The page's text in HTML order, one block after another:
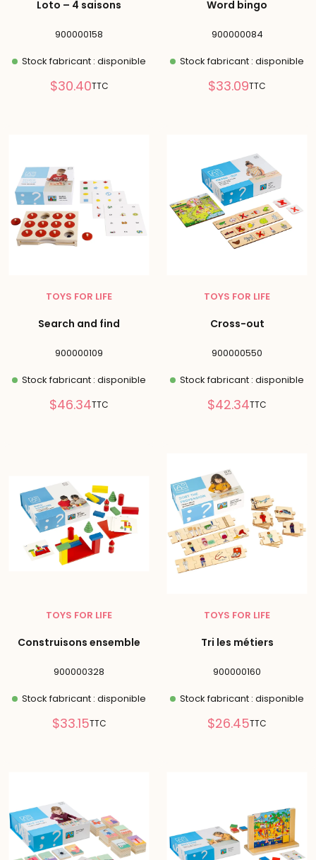
Loto – 4 saisons
900000158
Stock fabricant : disponible
Prix
$30.40TTC
Word bingo
900000084
Stock fabricant : disponible
Prix
$33.09TTC
TOYS FOR LIFE
Search and find
900000109
Stock fabricant : disponible
Prix
$46.34TTC
TOYS FOR LIFE
Cross-out
900000550
Stock fabricant : disponible
Prix
$42.34TTC
TOYS FOR LIFE
Construisons ensemble
900000328
Stock fabricant : disponible
Prix
$33.15TTC
TOYS FOR LIFE
Tri les métiers
900000160
Stock fabricant : disponible
Prix
$26.45TTC